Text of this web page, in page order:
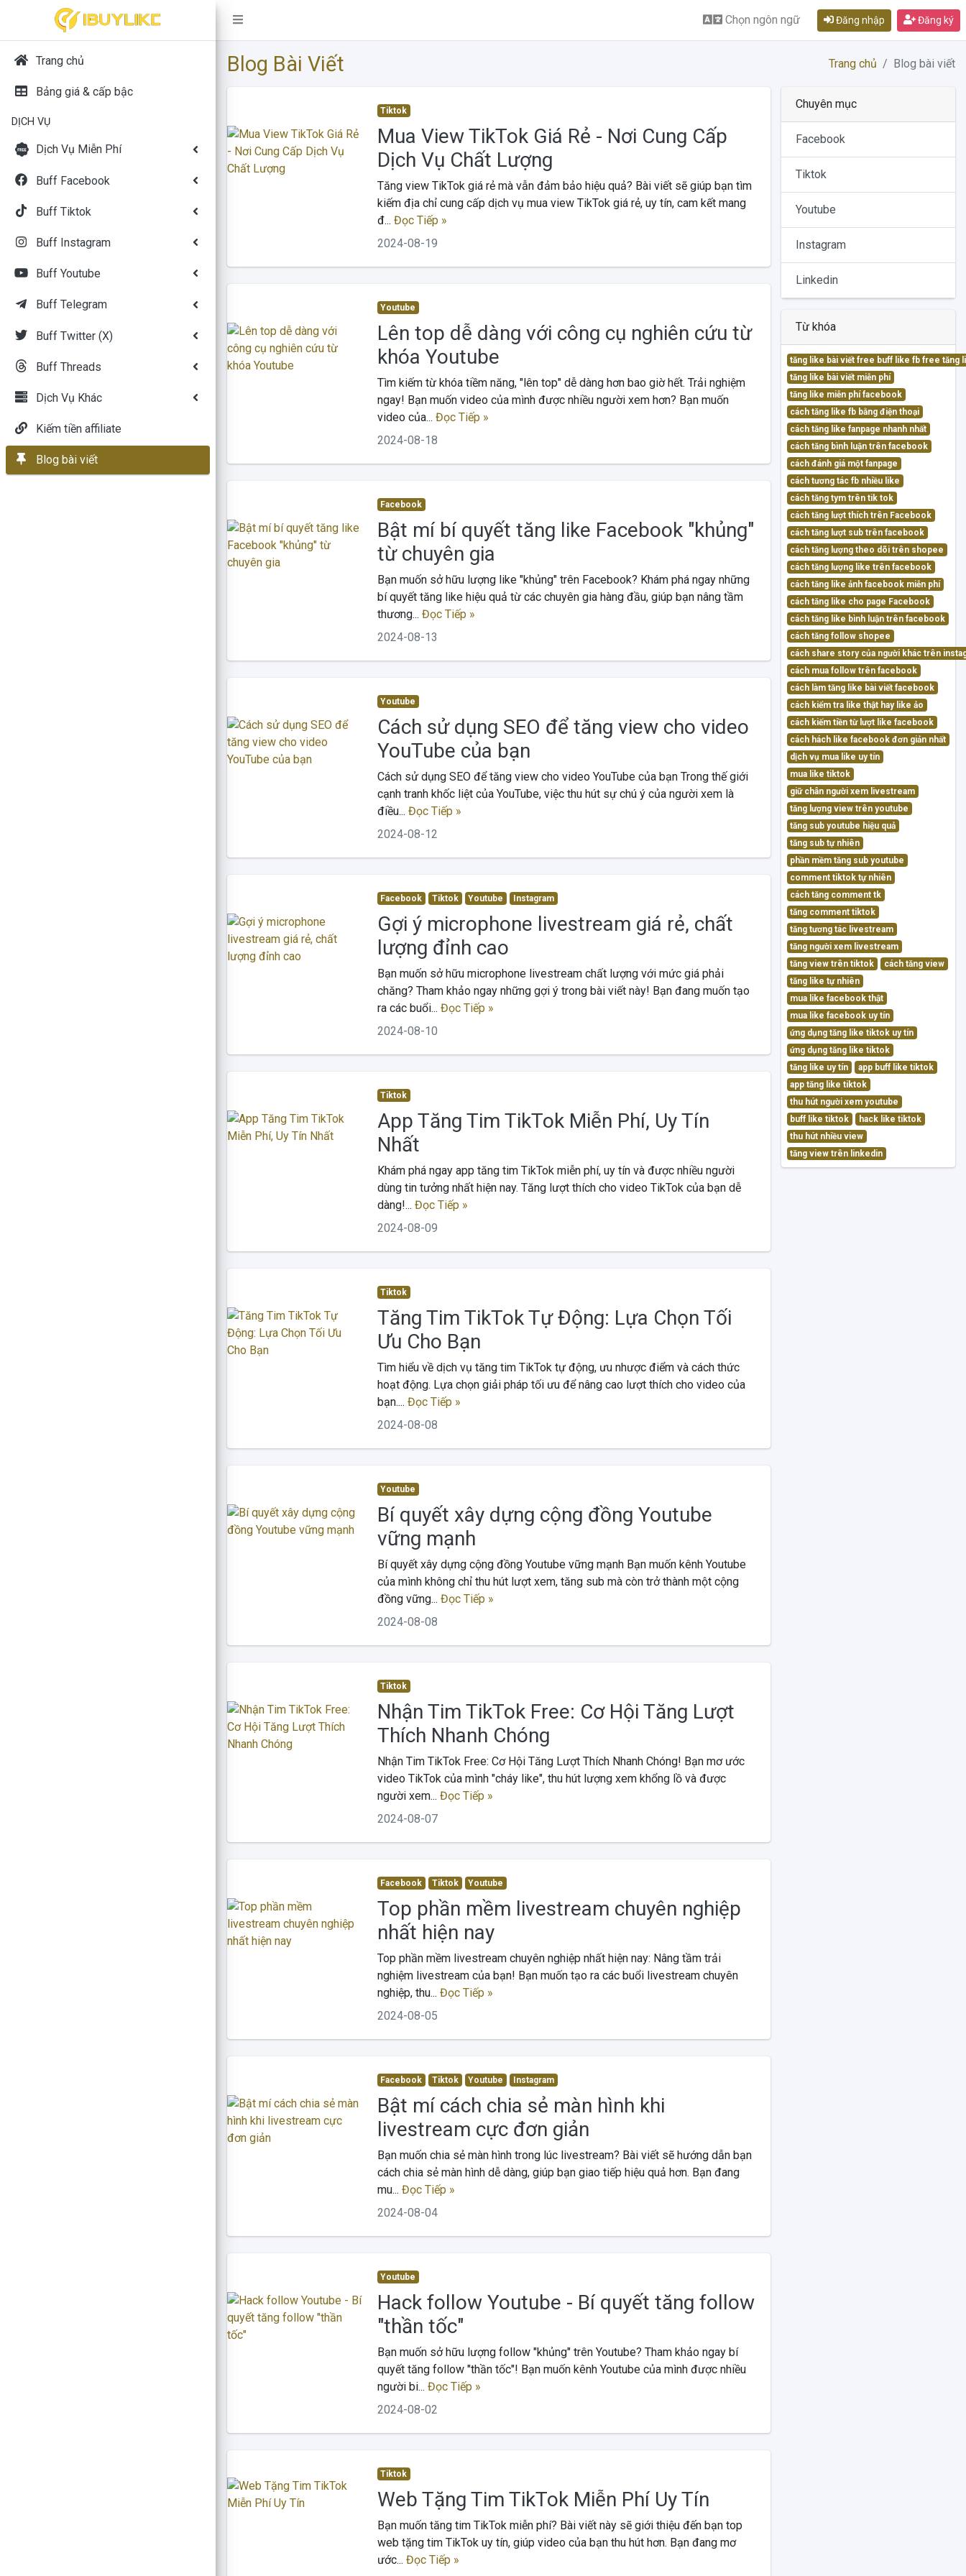
Chọn ngôn ngữ Đăng nhập Đăng ký
Trang chủ
Bảng giá & cấp bậc
DỊCH VỤ
Dịch Vụ Miễn Phí
Buff Facebook
Buff Tiktok
Buff Instagram
Buff Youtube
Buff Telegram
Buff Twitter (X)
Buff Threads
Dịch Vụ Khác
Kiếm tiền affiliate
Blog bài viết
Blog Bài Viết Trang chủ Blog bài viết
Tiktok
Mua View TikTok Giá Rẻ - Nơi Cung Cấp
Dịch Vụ Chất Lượng
Tăng view TikTok giá rẻ mà vẫn đảm bảo hiệu quả? Bài viết sẽ giúp bạn tìm
kiếm địa chỉ cung cấp dịch vụ mua view TikTok giá rẻ, uy tín, cam kết mang
đ... Đọc Tiếp »
2024-08-19
Youtube
Lên top dễ dàng với công cụ nghiên cứu từ
khóa Youtube
Tìm kiếm từ khóa tiềm năng, "lên top" dễ dàng hơn bao giờ hết. Trải nghiệm
ngay! Bạn muốn video của mình được nhiều người xem hơn? Bạn muốn
video của... Đọc Tiếp »
2024-08-18
Facebook
Bật mí bí quyết tăng like Facebook "khủng"
từ chuyên gia
Bạn muốn sở hữu lượng like "khủng" trên Facebook? Khám phá ngay những
bí quyết tăng like hiệu quả từ các chuyên gia hàng đầu, giúp bạn nâng tầm
thương... Đọc Tiếp »
2024-08-13
Youtube
Cách sử dụng SEO để tăng view cho video
YouTube của bạn
Cách sử dụng SEO để tăng view cho video YouTube của bạn Trong thế giới
cạnh tranh khốc liệt của YouTube, việc thu hút sự chú ý của người xem là
điều... Đọc Tiếp »
2024-08-12
Facebook Tiktok Youtube Instagram
Gợi ý microphone livestream giá rẻ, chất
lượng đỉnh cao
Bạn muốn sở hữu microphone livestream chất lượng với mức giá phải
chăng? Tham khảo ngay những gợi ý trong bài viết này! Bạn đang muốn tạo
ra các buổi... Đọc Tiếp »
2024-08-10
Tiktok
App Tăng Tim TikTok Miễn Phí, Uy Tín
Nhất
Khám phá ngay app tăng tim TikTok miễn phí, uy tín và được nhiều người
dùng tin tưởng nhất hiện nay. Tăng lượt thích cho video TikTok của bạn dễ
dàng!... Đọc Tiếp »
2024-08-09
Tiktok
Tăng Tim TikTok Tự Động: Lựa Chọn Tối
Ưu Cho Bạn
Tìm hiểu về dịch vụ tăng tim TikTok tự động, ưu nhược điểm và cách thức
hoạt động. Lựa chọn giải pháp tối ưu để nâng cao lượt thích cho video của
bạn.... Đọc Tiếp »
2024-08-08
Youtube
Bí quyết xây dựng cộng đồng Youtube
vững mạnh
Bí quyết xây dựng cộng đồng Youtube vững mạnh Bạn muốn kênh Youtube
của mình không chỉ thu hút lượt xem, tăng sub mà còn trở thành một cộng
đồng vững... Đọc Tiếp »
2024-08-08
Tiktok
Nhận Tim TikTok Free: Cơ Hội Tăng Lượt
Thích Nhanh Chóng
Nhận Tim TikTok Free: Cơ Hội Tăng Lượt Thích Nhanh Chóng! Bạn mơ ước
video TikTok của mình "cháy like", thu hút lượng xem khổng lồ và được
người xem... Đọc Tiếp »
2024-08-07
Facebook Tiktok Youtube
Top phần mềm livestream chuyên nghiệp
nhất hiện nay
Top phần mềm livestream chuyên nghiệp nhất hiện nay: Nâng tầm trải
nghiệm livestream của bạn! Bạn muốn tạo ra các buổi livestream chuyên
nghiệp, thu... Đọc Tiếp »
2024-08-05
Facebook Tiktok Youtube Instagram
Bật mí cách chia sẻ màn hình khi
livestream cực đơn giản
Bạn muốn chia sẻ màn hình trong lúc livestream? Bài viết sẽ hướng dẫn bạn
cách chia sẻ màn hình dễ dàng, giúp bạn giao tiếp hiệu quả hơn. Bạn đang
mu... Đọc Tiếp »
2024-08-04
Youtube
Hack follow Youtube - Bí quyết tăng follow
"thần tốc"
Bạn muốn sở hữu lượng follow "khủng" trên Youtube? Tham khảo ngay bí
quyết tăng follow "thần tốc"! Bạn muốn kênh Youtube của mình được nhiều
người bi... Đọc Tiếp »
2024-08-02
Tiktok
Web Tặng Tim TikTok Miễn Phí Uy Tín
Bạn muốn tăng tim TikTok miễn phí? Bài viết này sẽ giới thiệu đến bạn top
web tặng tim TikTok uy tín, giúp video của bạn thu hút hơn. Bạn đang mơ
ước... Đọc Tiếp »
Chuyên mục
Facebook
Tiktok
Youtube
Instagram
Linkedin
Từ khóa
tăng like bài viết free buff like fb free tăng
tăng like bài viết miễn phí
tăng like miễn phí facebook
cách tăng like fb bằng điện thoại
cách tăng like fanpage nhanh nhất
cách tăng bình luận trên facebook
cách đánh giá một fanpage
cách tương tác fb nhiều like
cách tăng tym trên tik tok
cách tăng lượt thích trên Facebook
cách tăng lượt sub trên facebook
cách tăng lượng theo dõi trên shopee
cách tăng lượng like trên facebook
cách tăng like ảnh facebook miễn phí
cách tăng like cho page Facebook
cách tăng like bình luận trên facebook
cách tăng follow shopee
cách share story của người khác trên
cách mua follow trên facebook
cách làm tăng like bài viết facebook
cách kiểm tra like thật hay like ảo
cách kiếm tiền từ lượt like facebook
cách hách like facebook đơn giản nhất
dịch vụ mua like uy tín
mua like tiktok
giữ chân người xem livestream
tăng lượng view trên youtube
tăng sub youtube hiệu quả
tăng sub tự nhiên
phần mềm tăng sub youtube
comment tiktok tự nhiên
cách tăng comment tk
tăng comment tiktok
tăng tương tác livestream
tăng người xem livestream
tăng view trên tiktok
cách tăng view
tăng like tự nhiên
mua like facebook thật
mua like facebook uy tín
ứng dụng tăng like tiktok uy tín
ứng dụng tăng like tiktok
tăng like uy tín
app buff like tiktok
app tăng like tiktok
thu hút người xem youtube
buff like tiktok
hack like tiktok
thu hút nhiều view
tăng view trên linkedin